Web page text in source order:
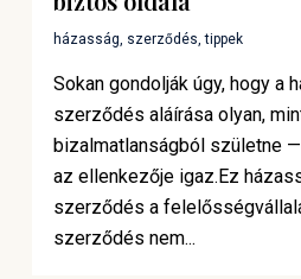
házasság, szerződés,tippek
Sokan gondolják úgy, hogy a
szerződés aláírása olyan,
bizalmatlanságból születne
az ellenkezője igaz.Ez
szerződés a
szerződés nem...